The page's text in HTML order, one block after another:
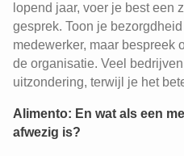
lopend jaar, voer je best een
gesprek. Toon je
medewerker, maar bespreek
de organisatie. Veel
uitzondering, terwijl je het
Alimento: En wat als een
afwezig is?